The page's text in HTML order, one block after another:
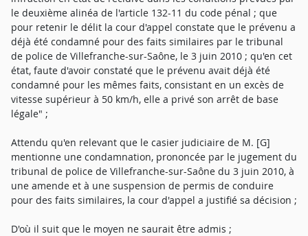
le deuxième alinéa de l'article 132-11 du code pénal ; que
pour retenir le délit la cour d'appel constate que le prévenu a
déjà été condamné pour des faits similaires par le tribunal
de police de Villefranche-sur-Saône, le 3 juin 2010 ; qu'en cet
état, faute d'avoir constaté que le prévenu avait déjà été
condamné pour les mêmes faits, consistant en un excès de
vitesse supérieur à 50 km/h, elle a privé son arrêt de base
légale" ;
Attendu qu'en relevant que le casier judiciaire de M. [G]
mentionne une condamnation, prononcée par le jugement du
tribunal de police de Villefranche-sur-Saône du 3 juin 2010, à
une amende et à une suspension de permis de conduire
pour des faits similaires, la cour d'appel a justifié sa décision ;
D'où il suit que le moyen ne saurait être admis ;